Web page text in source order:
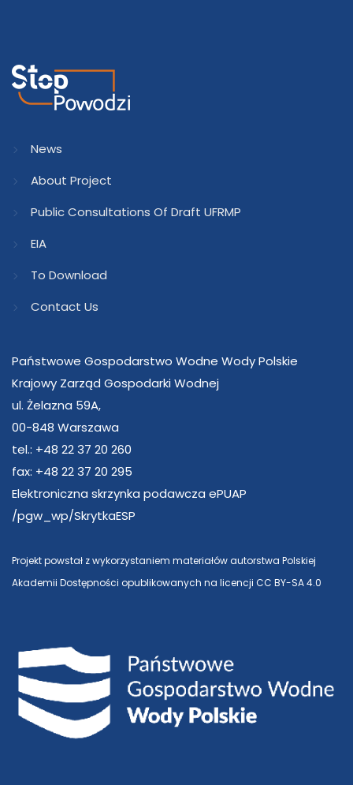
News
About Project
Public Consultations Of Draft UFRMP
EIA
To Download
Contact Us
Państwowe Gospodarstwo Wodne Wody Polskie
Krajowy Zarząd Gospodarki Wodnej
ul. Żelazna 59A,
00-848 Warszawa
tel.: +48 22 37 20 260
fax: +48 22 37 20 295
Elektroniczna skrzynka podawcza ePUAP
/pgw_wp/SkrytkaESP
Projekt powstał z wykorzystaniem materiałów autorstwa Polskiej
Akademii Dostępności opublikowanych na licencji CC BY-SA 4.0